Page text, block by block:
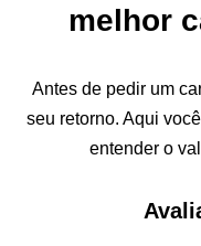
melhor
Antes de pedir um
seu retorno. Aqui
entender o